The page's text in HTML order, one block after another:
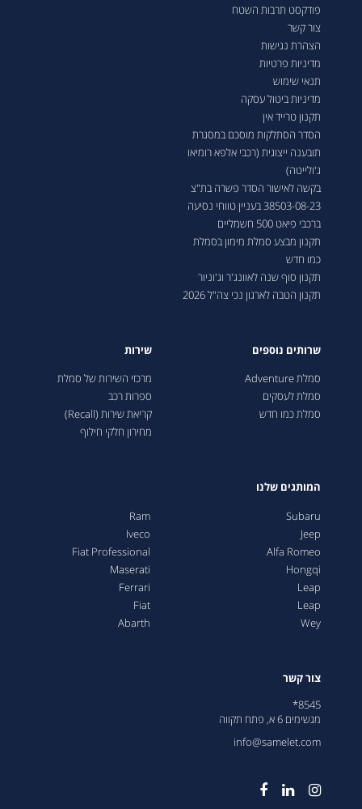
פודקסט תרבות השטח
צור קשר
הצהרת נגישות
מדיניות פרטיות
תנאי שימוש
מדיניות ביטול עסקה
תקנון טרייד אין
הסדר הסתלקות מוסכם במסגרת
תובענה ייצוגית (רכבי אלפא רומיאו
ג'ולייטה)
בקשה לאישור הסדר פשרה בת"צ
38503-08-23 בעניין טווחי נסיעה
ברכבי פיאט 500 חשמליים
תקנון מבצע סמלת מימון בסמלת
כמו חדש
תקנון סוף שנה לאוונג'ר וג'וניור
תקנון הטבה לארגון נכי צה"ל 2026
שרותים נוספים
סמלת Adventure
סמלת לעסקים
סמלת כמו חדש
שירות
מרכזי השירות של סמלת
ספרות רכב
קריאת שירות (Recall)
מחירון חלקי חילוף
המותגים שלנו
Subaru
Jeep
Alfa Romeo
Hongqi
Leap
Leap
Wey
Ram
Iveco
Fiat Professional
Maserati
Ferrari
Fiat
Abarth
צור קשר
8545*
מגשימים 6 א, פתח תקווה
info@samelet.com